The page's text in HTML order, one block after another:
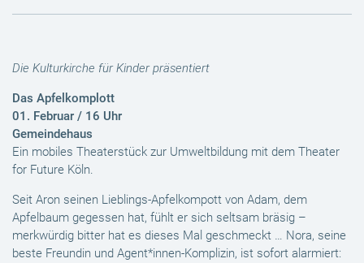
Die Kulturkirche für Kinder präsentiert
Das Apfelkomplott
01. Februar / 16 Uhr
Gemeindehaus
Ein mobiles Theaterstück zur Umweltbildung mit dem Theater
for Future Köln.
Seit Aron seinen Lieblings-Apfelkompott von Adam, dem
Apfelbaum gegessen hat, fühlt er sich seltsam bräsig –
merkwürdig bitter hat es dieses Mal geschmeckt … Nora, seine
beste Freundin und Agent*innen-Komplizin, ist sofort alarmiert: